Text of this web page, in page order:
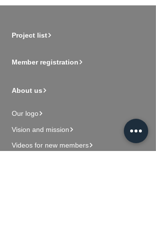
Project list
Member registration
About us
Our logo
Vision and mission
Videos for new members